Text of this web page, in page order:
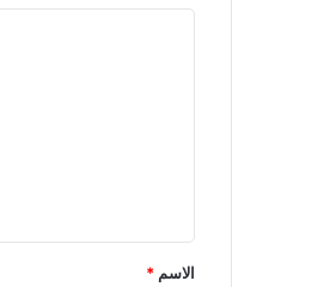
ق
*
الاسم *